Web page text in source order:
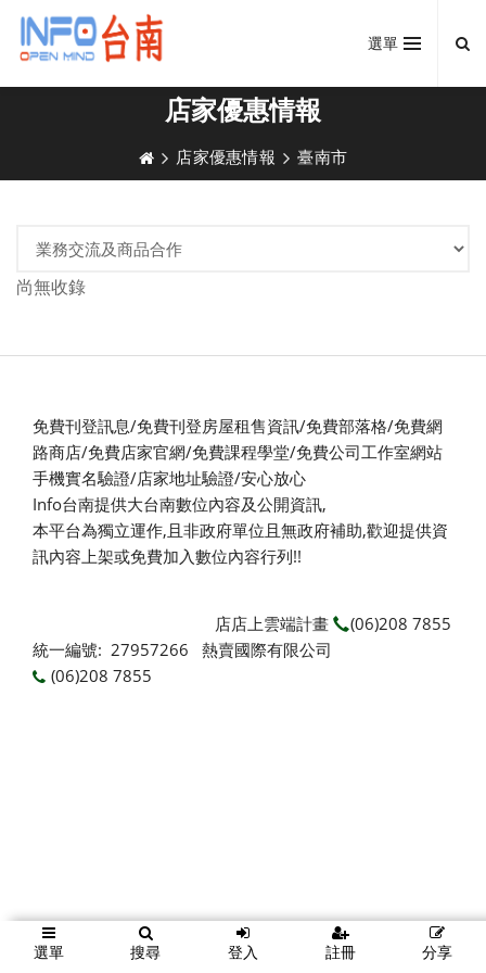
選單
店家優惠情報
店家優惠情報 臺南市
尚無收錄
免費刊登訊息/免費刊登房屋租售資訊/免費部落格/免費網
路商店/免費店家官網/免費課程學堂/免費公司工作室網站
手機實名驗證/店家地址驗證/安心放心
Info台南提供大台南數位內容及公開資訊,
本平台為獨立運作,且非政府單位且無政府補助,歡迎提供資
訊內容上架或免費加入數位內容行列!!
店店上雲端計畫
(06)208 7855
統一編號: 27957266 熱賣國際有限公司
(06)208 7855
選單 搜尋 登入 註冊 分享